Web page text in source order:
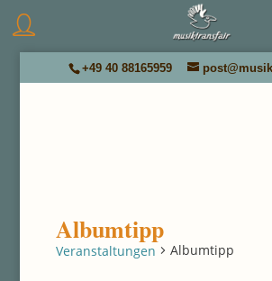
+49 40 88165959
Albumtipp
Veranstaltungen Albumtipp